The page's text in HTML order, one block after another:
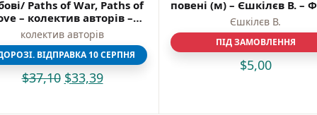
Моя бібліотека
Мої бажанки
Адреси
Платіжні методи
Відгуки про нас
Paths of War, Paths of
– колектив авторів –
Фоліо
колектив авторів
ВІДПРАВКА 10 СЕРПНЯ
$37,10 $33,39
повені (м) – Єшкiлєв В. –
Єшкiлєв В.
ПІД ЗАМОВЛЕННЯ
$5,00